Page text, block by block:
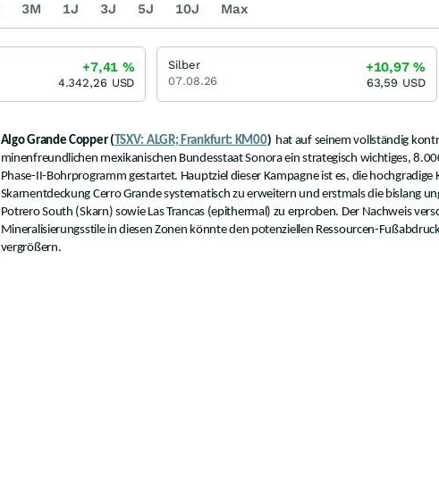
Algo Grande Copper ( TSXV: ALGR; Frankfurt: KM00) hat auf seinem vollständig
minenfreundlichen mexikanischen Bundesstaat Sonora ein strategisch wichtiges,
Phase-II-Bohrprogramm gestartet. Hauptziel dieser Kampagne ist es, die hochgradige
Skarnentdeckung Cerro Grande systematisch zu erweitern und erstmals die bislang
Potrero South (Skarn) sowie Las Trancas (epithermal) zu erproben. Der Nachweis
Mineralisierungsstile in diesen Zonen könnte den potenziellen Ressourcen-
vergrößern.
3M 1J 3J 5J 10J Max
+7,41 %
4.342,26 USD
Silber
07.08.26
+10,97 %
63,59 USD